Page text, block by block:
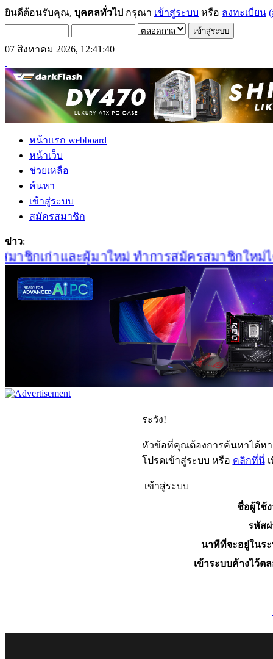
ยินดีต้อนรับคุณ, บุคคลทั่วไป กรุณา เข้าสู่ระบบ หรือ ลงทะเบียน
07 สิงหาคม 2026, 12:41:40
หน้าแรก webboard
หน้าเว็บ
ช่วยเหลือ
ค้นหา
เข้าสู่ระบบ
สมัครสมาชิก
ข่าว:
ชิกเก่าและผู้มาใหม่ ทำการสมัครสมาชิกใหม่ได้
ระวัง!
หัวข้อที่คุณต้องการค้นหาได้ห
โปรดเข้าสู่ระบบ หรือ คลิกที่นี่เ
เข้าสู่ระบบ
ชื่อผู้ใช้
รหัส
นาทีที่จะอยู่ในร
เข้าระบบค้างไว้ต